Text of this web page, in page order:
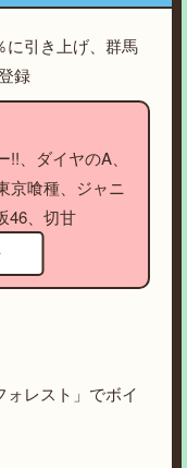
に引き上げ、群馬
録
、ダイヤのA、
京喰種、ジャニ
46、切甘
レスト」でボイ